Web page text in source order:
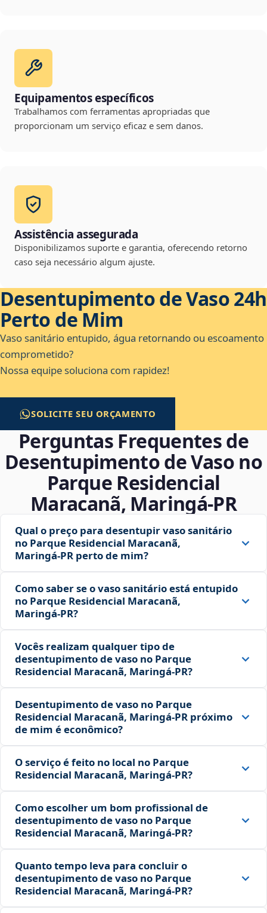
Equipamentos específicos
Trabalhamos com ferramentas apropriadas que
proporcionam um serviço eficaz e sem danos.
Assistência assegurada
Disponibilizamos suporte e garantia, oferecendo retorno
caso seja necessário algum ajuste.
Desentupimento de Vaso 24h
Perto de Mim
Vaso sanitário entupido, água retornando ou escoamento
comprometido?
Nossa equipe soluciona com rapidez!
SOLICITE SEU ORÇAMENTO
Perguntas Frequentes de
Desentupimento de Vaso no
Parque Residencial
Maracanã, Maringá‑PR
Qual o preço para desentupir vaso sanitário
no Parque Residencial Maracanã,
Maringá‑PR perto de mim?
Como saber se o vaso sanitário está entupido
no Parque Residencial Maracanã,
Maringá‑PR?
Vocês realizam qualquer tipo de
desentupimento de vaso no Parque
Residencial Maracanã, Maringá‑PR?
Desentupimento de vaso no Parque
Residencial Maracanã, Maringá‑PR próximo
de mim é econômico?
O serviço é feito no local no Parque
Residencial Maracanã, Maringá‑PR?
Como escolher um bom profissional de
desentupimento de vaso no Parque
Residencial Maracanã, Maringá‑PR?
Quanto tempo leva para concluir o
desentupimento de vaso no Parque
Residencial Maracanã, Maringá‑PR?